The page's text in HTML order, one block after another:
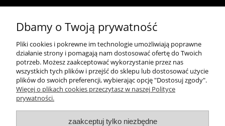
Kontakt
+48 696 50 70 20
sklep@notopstryk.pl
Dbamy o Twoją prywatność
Pliki cookies i pokrewne im technologie umożliwiają poprawne
działanie strony i pomagają nam dostosować ofertę do Twoich
potrzeb. Możesz zaakceptować wykorzystanie przez nas
wszystkich tych plików i przejść do sklepu lub dostosować użycie
plików do swoich preferencji, wybierając opcję "Dostosuj zgody".
Więcej o plikach cookies przeczytasz w naszej Polityce
prywatności.
zaakceptuj tylko niezbędne